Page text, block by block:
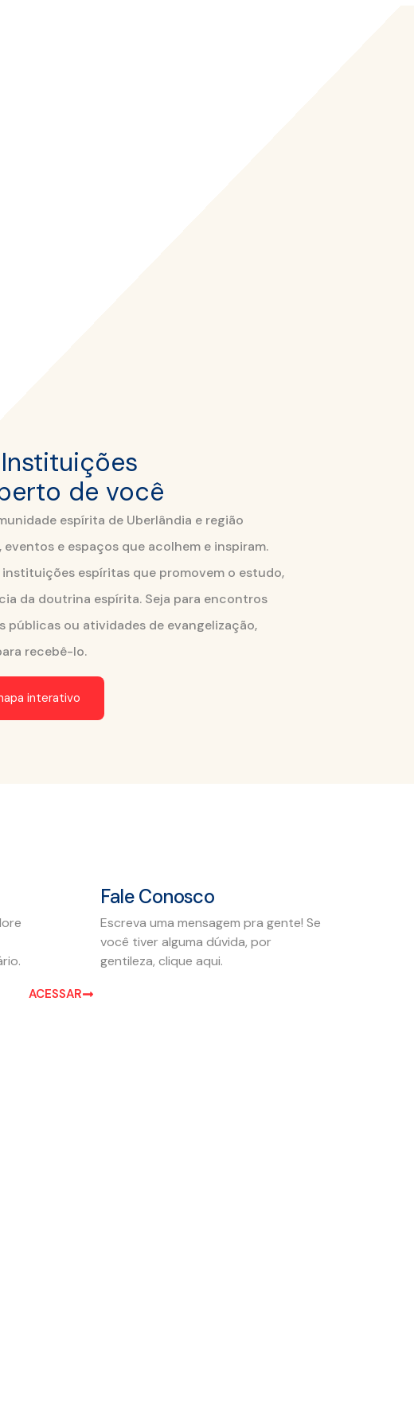
de você
espírita de Uberlândia e região
eventos e espaços que acolhem e inspiram.
instituições espíritas que promovem o estudo,
da doutrina espírita. Seja para encontros
públicas ou atividades de evangelização,
recebê-lo.
interativo
Fale Conosco
Escreva uma mensagem pra gente! Se
você tiver alguma dúvida, por
gentileza, clique aqui.
ACESSAR